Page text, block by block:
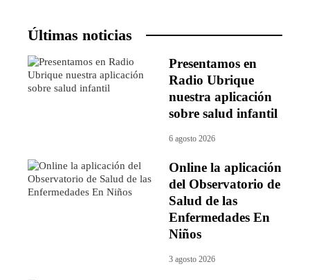
Últimas noticias
Presentamos en
Radio Ubrique
nuestra aplicación
sobre salud infantil
6 agosto 2026
Online la aplicación
del Observatorio de
Salud de las
Enfermedades En
Niños
3 agosto 2026